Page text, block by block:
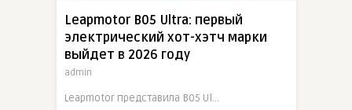
Leapmotor B05 Ultra: первый
электрический хот-хэтч марки
выйдет в 2026 году
admin
Leapmotor представила B05 Ultra — спортивный хот-хэтч с аэродинамическим обвесом, 50:50 балансом массы и настройкой шасси от Stellantis. Премьера — в 2026 году